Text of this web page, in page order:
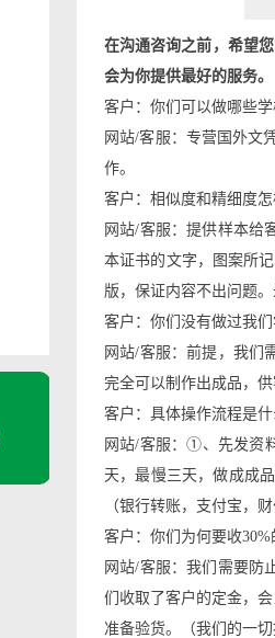
在沟通咨询之前，希望
会为你提供最好的服务。
客户：你们可以做哪些学
网站/客服：专营国外文
作。
客户：相似度和精细度怎
网站/客服：提供样本给
本证书的文字，图案所
版，保证内容不出问题
客户：你们没有做过我
网站/客服：前提，我们
完全可以制作出成品，供
客户：具体操作流程是
网站/客服：①、先发资
天，最慢三天，做成成
（银行转账，支付宝，财
客户：你们为何要收
网站/客服：我们需要防
们收取了客户的定金，
准备验货。（我们的一切